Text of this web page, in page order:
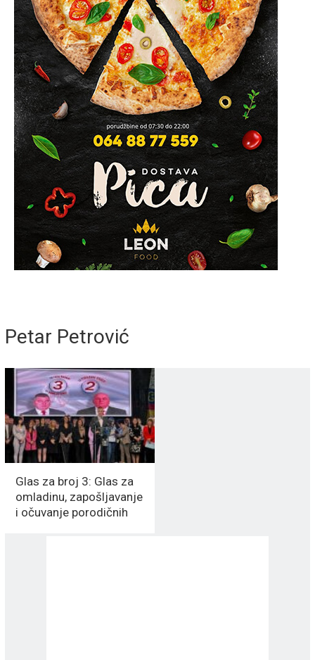
Petar Petrović
Glas za broj 3: Glas za
omladinu, zapošljavanje
i očuvanje porodičnih